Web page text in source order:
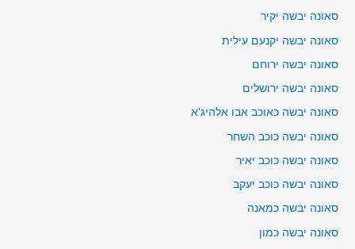
סאונה יבשה יקיר
סאונה יבשה יקנעם עילית
סאונה יבשה ירוחם
סאונה יבשה ירושלים
סאונה יבשה כאוכב אבו אלהיג'א
סאונה יבשה כוכב השחר
סאונה יבשה כוכב יאיר
סאונה יבשה כוכב יעקב
סאונה יבשה כמאנה
סאונה יבשה כמון